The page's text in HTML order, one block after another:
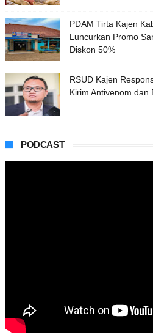
PDAM Tirta Kajen
Luncurkan Promo
Diskon 50%
RSUD Kajen
Kirim Antivenom dan
PODCAST